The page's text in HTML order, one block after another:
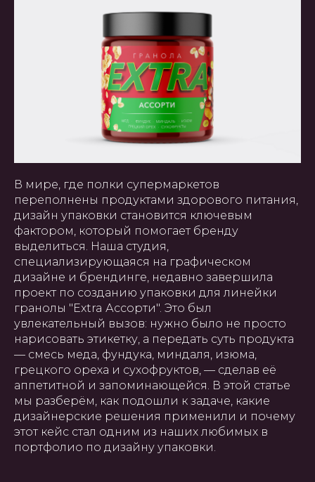
В мире, где полки супермаркетов
переполнены продуктами здорового питания,
дизайн упаковки становится ключевым
фактором, который помогает бренду
выделиться. Наша студия,
специализирующаяся на графическом
дизайне и брендинге, недавно завершила
проект по созданию упаковки для линейки
гранолы "Extra Ассорти". Это был
увлекательный вызов: нужно было не просто
нарисовать этикетку, а передать суть продукта
— смесь меда, фундука, миндаля, изюма,
грецкого ореха и сухофруктов, — сделав её
аппетитной и запоминающейся. В этой статье
мы разберём, как подошли к задаче, какие
дизайнерские решения применили и почему
этот кейс стал одним из наших любимых в
портфолио по дизайну упаковки.